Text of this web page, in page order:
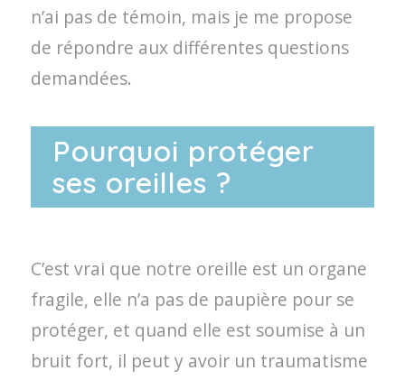
n’ai pas de témoin, mais je me propose
de répondre aux différentes questions
demandées.
Pourquoi protéger
ses oreilles ?
C’est vrai que notre oreille est un organe
fragile, elle n’a pas de paupière pour se
protéger, et quand elle est soumise à un
bruit fort, il peut y avoir un traumatisme